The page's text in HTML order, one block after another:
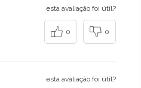
esta avaliação foi útil?
0 0
esta avaliação foi útil?